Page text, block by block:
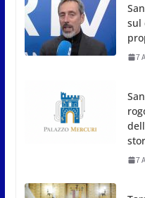
sul
7
7